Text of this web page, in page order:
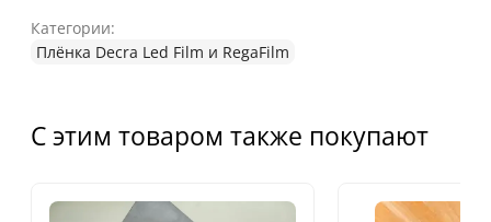
Категории:
Плёнка Decra Led Film и RegaFilm
С этим товаром также покупают